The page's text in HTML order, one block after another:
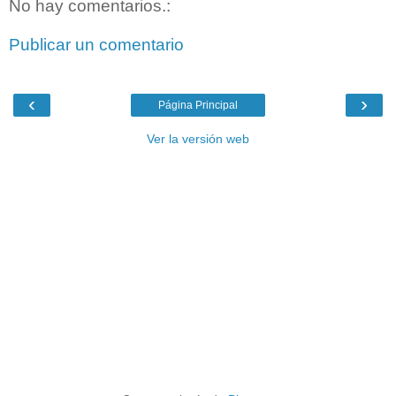
No hay comentarios.:
Publicar un comentario
‹ ›
Página Principal
Ver la versión web